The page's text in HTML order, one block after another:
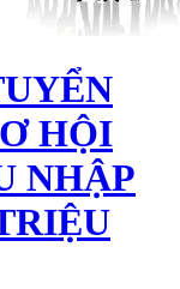
HỘI
NHẬP